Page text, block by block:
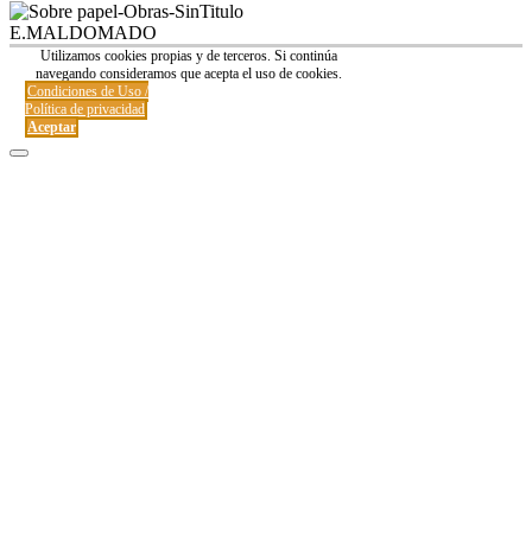
E.MALDOMADO
Tema Allium deTemplateLens ⋅Funciona con
Utilizamos cookies propias y de terceros. Si continúa
navegando consideramos que acepta el uso de cookies.
Condiciones de Uso /
Política de privacidad
Aceptar